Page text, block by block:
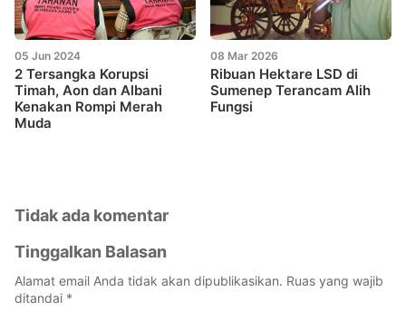
05 Jun 2024
2 Tersangka Korupsi
Timah, Aon dan Albani
Kenakan Rompi Merah
Muda
08 Mar 2026
Ribuan Hektare LSD di
Sumenep Terancam Alih
Fungsi
Tidak ada komentar
Tinggalkan Balasan
Alamat email Anda tidak akan dipublikasikan. Ruas yang wajib
ditandai *